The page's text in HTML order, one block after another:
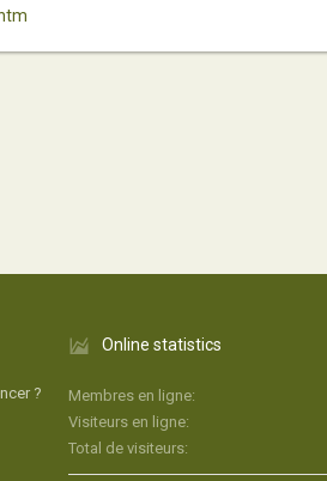
?
Online statistics
Membres en ligne
Visiteurs en ligne
Total de visiteurs